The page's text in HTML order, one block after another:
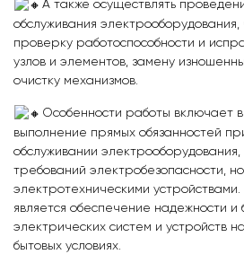
А также осуществлять
обслуживания электрооборудования,
проверку работоспособности и
узлов и элементов, замену
очистку механизмов.
Особенности работы включает в
выполнение прямых обязанностей
обслуживании
требований электробезопасности,
электротехническими
является обеспечение надежности и
электрических систем и устройств
бытовых условиях.